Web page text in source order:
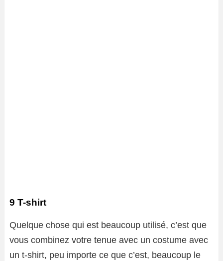
9 T-shirt
Quelque chose qui est beaucoup utilisé, c’est que
vous combinez votre tenue avec un costume avec
un t-shirt, peu importe ce que c’est, beaucoup le